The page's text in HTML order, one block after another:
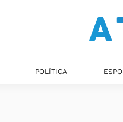
POLÍTICA